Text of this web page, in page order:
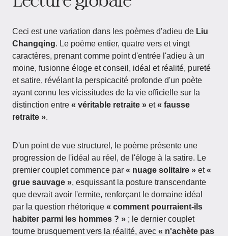
Ceci est une variation dans les poèmes d'adieu de Liu
Changqing. Le poème entier, quatre vers et vingt
caractères, prenant comme point d'entrée l'adieu à un
moine, fusionne éloge et conseil, idéal et réalité, pureté
et satire, révélant la perspicacité profonde d'un poète
ayant connu les vicissitudes de la vie officielle sur la
distinction entre « véritable retraite » et« fausse
retraite ».
D'un point de vue structurel, le poème présente une
progression de l'idéal au réel, de l'éloge à la satire. Le
premier couplet commence par « nuage solitaire » et«
grue sauvage », esquissant la posture transcendante
que devrait avoir l'ermite, renforçant le domaine idéal
par la question rhétorique « comment pourraient-ils
habiter parmi les hommes ? » ; le dernier couplet
tourne brusquement vers la réalité, avec « n'achète pas